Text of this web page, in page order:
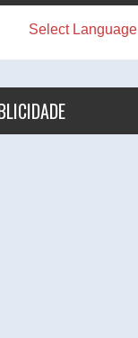
Select Language